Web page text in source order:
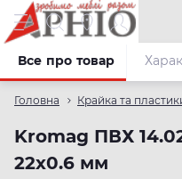
Головна Крайка та
Kromag ПВХ
22х0.6 мм
Все про товар